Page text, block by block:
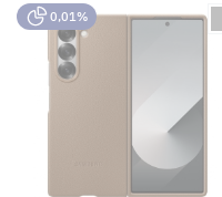
0,01%